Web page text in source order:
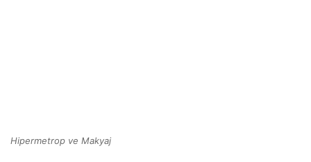
Hipermetrop ve Makyaj